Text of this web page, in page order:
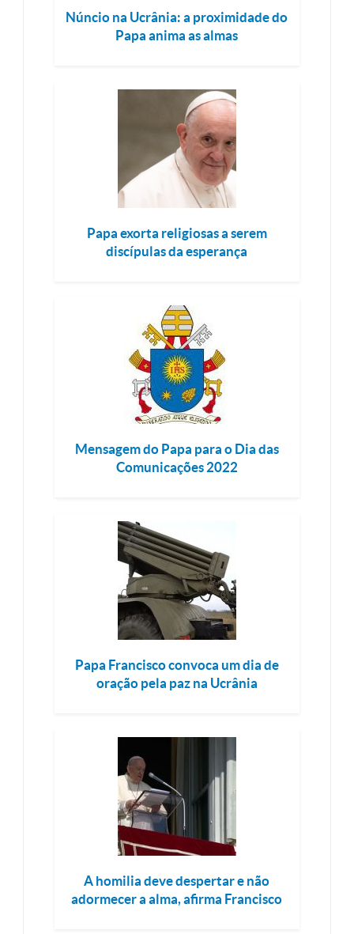
Núncio na Ucrânia: a proximidade do
Papa anima as almas
Papa exorta religiosas a serem
discípulas da esperança
Mensagem do Papa para o Dia das
Comunicações 2022
Papa Francisco convoca um dia de
oração pela paz na Ucrânia
A homilia deve despertar e não
adormecer a alma, afirma Francisco